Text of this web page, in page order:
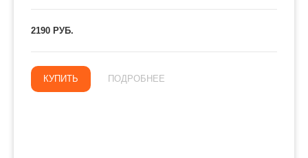
2190 РУБ.
КУПИТЬ ПОДРОБНЕЕ